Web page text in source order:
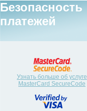
Безопасность
платежей
Узнать больше об услуге
MasterCard SecureCode